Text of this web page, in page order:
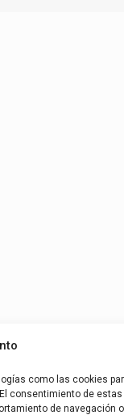
como las cookies
consentimiento de estas
de navegación o